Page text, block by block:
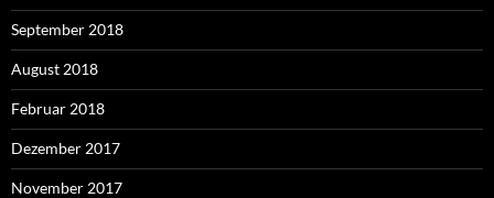
September 2018
August 2018
Februar 2018
Dezember 2017
November 2017